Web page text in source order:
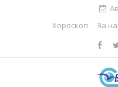
Хороскоп
За